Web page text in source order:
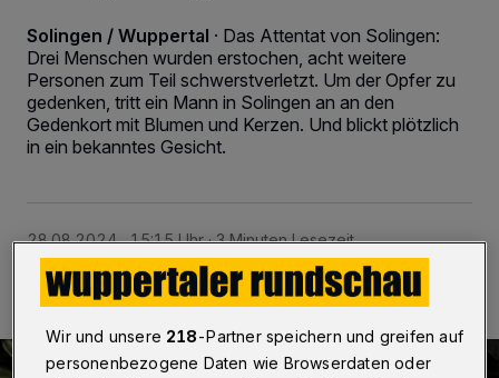
Solingen / Wuppertal · Das Attentat von Solingen:
Drei Menschen wurden erstochen, acht weitere
Personen zum Teil schwerstverletzt. Um der Opfer zu
gedenken, tritt ein Mann in Solingen an an den
Gedenkort mit Blumen und Kerzen. Und blickt plötzlich
in ein bekanntes Gesicht.
28.08.2024 , 15:15 Uhr 3 Minuten Lesezeit
Wir und unsere 218-Partner speichern und greifen auf
personenbezogene Daten wie Browserdaten oder